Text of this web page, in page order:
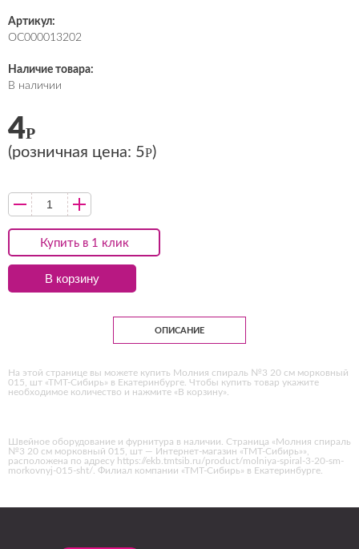
Артикул:
ОС000013202
Наличие товара:
В наличии
Купить в 1 клик
4Р
(розничная цена: 5Р)
В корзину
ОПИСАНИЕ
На этой странице вы можете купить Молния спираль №3 20 см морковный
015, шт «ТМТ-Сибирь» в Екатеринбурге. Чтобы купить товар укажите
необходимое количество и нажмите «В корзину».
Швейное оборудование и фурнитура в наличии. Страница «Молния спираль
№3 20 см морковный 015, шт — Интернет-магазин «ТМТ-Сибирь»»,
расположена по адресу https://ekb.tmtsib.ru/product/molniya-spiral-3-20-sm-
morkovnyj-015-sht/. Филиал компании «ТМТ-Сибирь» в Екатеринбурге.